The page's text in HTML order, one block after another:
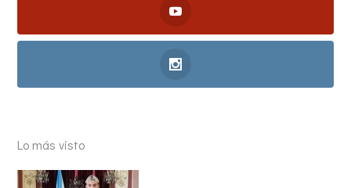
Lo más visto